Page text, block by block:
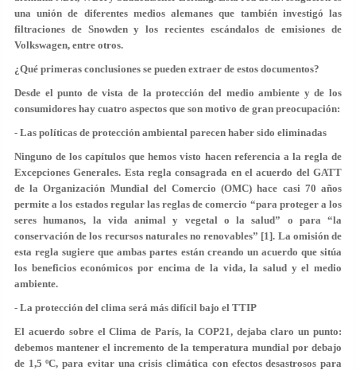
una unión de diferentes medios alemanes que también investigó las
filtraciones de Snowden y los recientes escándalos de emisiones de
Volkswagen, entre otros.
¿Qué primeras conclusiones se pueden extraer de estos documentos?
Desde el punto de vista de la protección del medio ambiente y de los
consumidores hay cuatro aspectos que son motivo de gran preocupación:
- Las políticas de protección ambiental parecen haber sido eliminadas
Ninguno de los capítulos que hemos visto hacen referencia a la regla de
Excepciones Generales. Esta regla consagrada en el acuerdo del GATT
de la Organización Mundial del Comercio (OMC) hace casi 70 años
permite a los estados regular las reglas de comercio “para proteger a los
seres humanos, la vida animal y vegetal o la salud” o para “la
conservación de los recursos naturales no renovables” [1]. La omisión de
esta regla sugiere que ambas partes están creando un acuerdo que sitúa
los beneficios económicos por encima de la vida, la salud y el medio
ambiente.
- La protección del clima será más difícil bajo el TTIP
El acuerdo sobre el Clima de París, la COP21, dejaba claro un punto:
debemos mantener el incremento de la temperatura mundial por debajo
de 1,5 ºC, para evitar una crisis climática con efectos desastrosos para